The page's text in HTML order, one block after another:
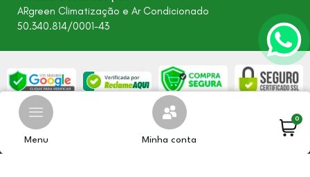
Menu Minha conta
0
ARgreen Climatização e Ar Condicionado
50.340.814/0001-43
©2026 - Todos os direitos reservados – ARgreen. CNPJ:
24.849.649/0001-40